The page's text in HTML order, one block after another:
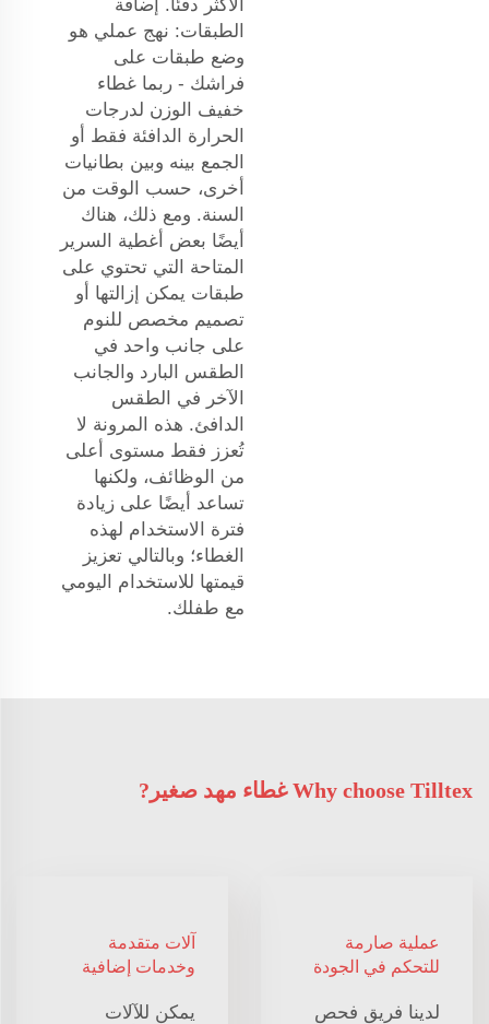
الأكثر دفئًا. إضافة
الطبقات: نهج عملي هو
وضع طبقات على
فراشك - ربما غطاء
خفيف الوزن لدرجات
الحرارة الدافئة فقط أو
الجمع بينه وبين بطانيات
أخرى، حسب الوقت من
السنة. ومع ذلك، هناك
أيضًا بعض أغطية السرير
المتاحة التي تحتوي على
طبقات يمكن إزالتها أو
تصميم مخصص للنوم
على جانب واحد في
الطقس البارد والجانب
الآخر في الطقس
الدافئ. هذه المرونة لا
تُعزز فقط مستوى أعلى
من الوظائف، ولكنها
تساعد أيضًا على زيادة
فترة الاستخدام لهذه
الغطاء؛ وبالتالي تعزيز
قيمتها للاستخدام اليومي
مع طفلك.
Why choose Tilltex غطاء مهد صغير?
عملية صارمة
للتحكم في الجودة
لدينا فريق فحص
آلات متقدمة
وخدمات إضافية
يمكن للآلات